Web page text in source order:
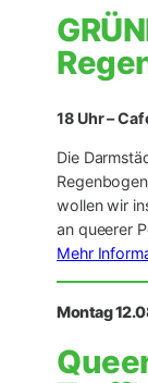
18 Uhr –
Die
wollen wir
an queerer
Mehr
Montag